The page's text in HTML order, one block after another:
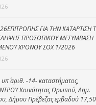
ΓΙΑ ΤΗΝ ΚΑΤΑΡΤΙΣΗ
ΠΡΟΣΩΠΙΚΟΥ ΜΕΣΥΜΒΑΣΗ
ΧΡΟΝΟΥ ΣΟΧ 1/2026
αριθ. -14- καταστήματος,
Κοινότητας Ωρωπού, Δημ.
Δήμου Πρέβεζας εμβαδού